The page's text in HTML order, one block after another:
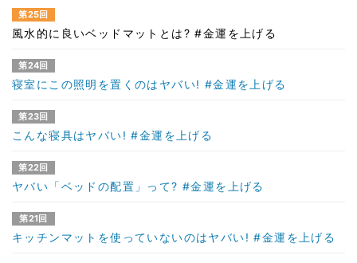
第25回
風水的に良いベッドマットとは? #金運を上げる
第24回
寝室にこの照明を置くのはヤバい! #金運を上げる
第23回
こんな寝具はヤバい! #金運を上げる
第22回
ヤバい「ベッドの配置」って? #金運を上げる
第21回
キッチンマットを使っていないのはヤバい! #金運を上げる